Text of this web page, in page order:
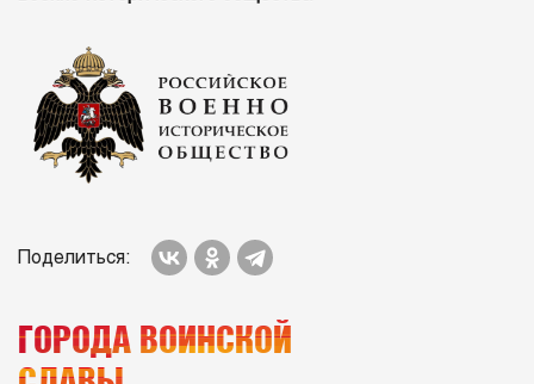
Поделиться:
ГОРОДА ВОИНСКОЙ